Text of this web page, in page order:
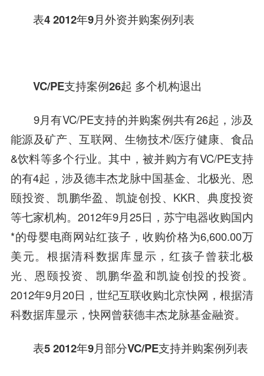
表4 2012年9月外资并购案例列表
VC/PE支持案例26起 多个机构退出
9月有VC/PE支持的并购案例共有26起，涉及
能源及矿产、互联网、 生物技术/医疗健康、食品
&饮料等多个行业。其中，被并购方有VC/PE支持
的有4起，涉及德丰杰龙脉中国基金、 北极光、恩
颐投资、 凯鹏华盈 、 凯旋创投、 KKR、典度投资
等七家机构。2012年9月25日，苏宁电器收购国内
*的母婴电商网站红孩子 ，收购价格为6,600.00万
美元。根据清科数据库显示， 红孩子曾获北极
光、恩颐投资、 凯鹏华盈和凯旋创投的投资。
2012年9月20日， 世纪互联收购北京快网，根据清
科数据库显示，快网曾获德丰杰龙脉基金融资。
表5 2012年9月部分VC/PE支持并购案例列表